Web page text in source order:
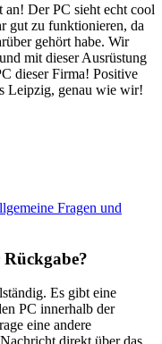
Der PC sieht echt cool
gut zu funktionieren, da
gehört habe. Wir
mit dieser Ausrüstung
dieser Firma! Positive
Leipzig, genau wie wir!
Fragen und
Es gibt eine
PC innerhalb der
eine andere